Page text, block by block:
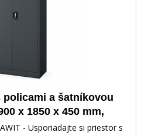
policami a šatníkovou
x 1850 x 450 mm,
- Usporiadajte si priestor s